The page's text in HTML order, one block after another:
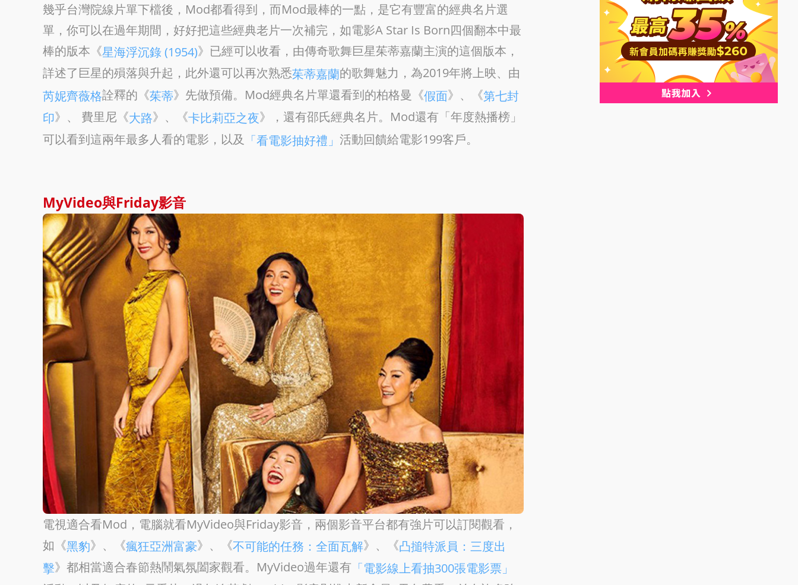
幾乎台灣院線片單下檔後，Mod都看得到，而Mod最棒的一點，是它有豐富的經典名片選
單，你可以在過年期間，好好把這些經典老片一次補完，如電影A Star Is Born四個翻本中最
棒的版本《星海浮沉錄 (1954)》已經可以收看，由傳奇歌舞巨星茱蒂嘉蘭主演的這個版本，
詳述了巨星的殞落與升起，此外還可以再次熟悉茱蒂嘉蘭的歌舞魅力，為2019年將上映、由
芮妮齊薇格詮釋的《茱蒂》先做預備。Mod經典名片單還看到的柏格曼《假面》、《第七封
印》、 費里尼《大路》、《卡比莉亞之夜》，還有邵氏經典名片。Mod還有「年度熱播榜」
可以看到這兩年最多人看的電影，以及 「看電影抽好禮」 活動回饋給電影199客戶。
MyVideo與Friday影音
電視適合看Mod，電腦就看MyVideo與Friday影音，兩個影音平台都有強片可以訂閱觀看，
如《黑豹》、《瘋狂亞洲富豪》、《不可能的任務：全面瓦解》、《凸搥特派員：三度出
擊》都相當適合春節熱鬧氣氛闔家觀看。MyVideo過年還有 「電影線上看抽300張電影票」